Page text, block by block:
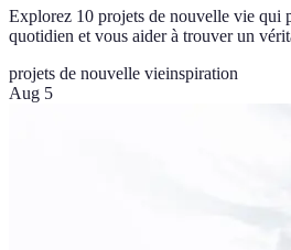
Explorez 10 projets de nouvelle vie qui
quotidien et vous aider à trouver un
projets de nouvelle vieinspiration
Aug 5